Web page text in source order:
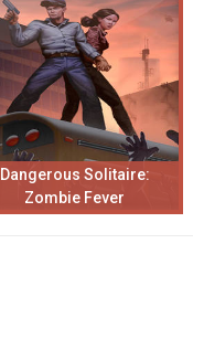
Dangerous Solitaire:
Zombie Fever